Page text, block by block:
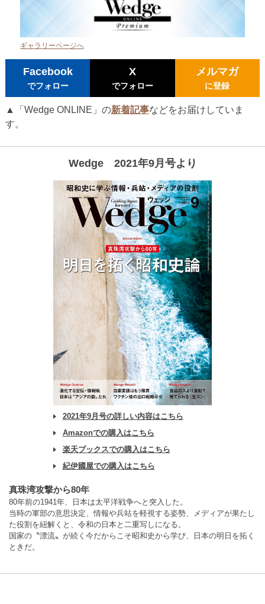
ギャラリーページへ
Facebook
でフォロー
X
でフォロー
メルマガ
に登録
▲「Wedge ONLINE」の新着記事などをお届けしていま
す。
Wedge 2021年9月号より
2021年9月号の詳しい内容はこちら
Amazonでの購入はこちら
楽天ブックスでの購入はこちら
紀伊國屋での購入はこちら
真珠湾攻撃から80年
80年前の1941年、日本は太平洋戦争へと突入した。
当時の軍部の意思決定、情報や兵站を軽視する姿勢、メディアが果たし
た役割を紐解くと、令和の日本と二重写しになる。
国家の〝漂流〟が続く今だからこそ昭和史から学び、日本の明日を拓く
ときだ。